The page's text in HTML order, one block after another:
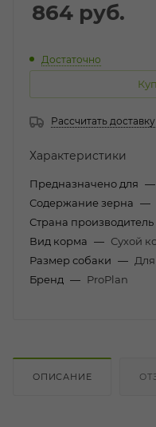
864 руб.
Достаточно
Рассчитать доставку
Характеристики
Предназначено для —
Содержание зерна —
Страна производитель
Вид корма — Сухой
Размер собаки —
Бренд — ProPlan
ОПИСАНИЕ